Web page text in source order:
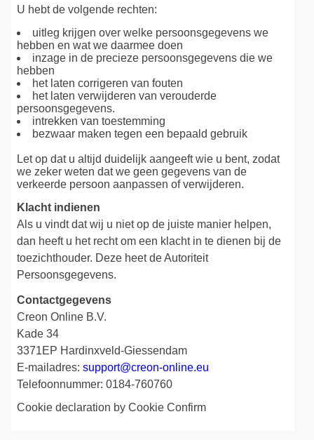
U hebt de volgende rechten:
uitleg krijgen over welke persoonsgegevens we
hebben en wat we daarmee doen
inzage in de precieze persoonsgegevens die we
hebben
het laten corrigeren van fouten
het laten verwijderen van verouderde
persoonsgegevens.
intrekken van toestemming
bezwaar maken tegen een bepaald gebruik
Let op dat u altijd duidelijk aangeeft wie u bent, zodat
we zeker weten dat we geen gegevens van de
verkeerde persoon aanpassen of verwijderen.
Klacht indienen
Als u vindt dat wij u niet op de juiste manier helpen,
dan heeft u het recht om een klacht in te dienen bij de
toezichthouder. Deze heet de Autoriteit
Persoonsgegevens.
Contactgegevens
Creon Online B.V.
Kade 34
3371EP Hardinxveld-Giessendam
E-mailadres: support@creon-online.eu
Telefoonnummer: 0184-760760
Cookie declaration by Cookie Confirm